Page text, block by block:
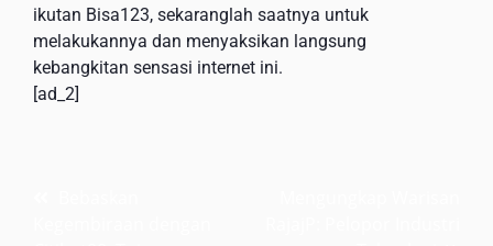
ikutan Bisa123, sekaranglah saatnya untuk
melakukannya dan menyaksikan langsung
kebangkitan sensasi internet ini.
[ad_2]